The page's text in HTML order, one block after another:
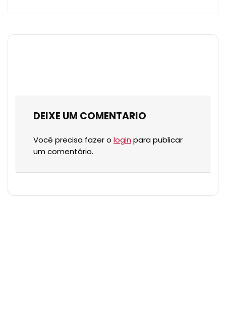
DEIXE UM COMENTARIO
Você precisa fazer o login para publicar
um comentário.